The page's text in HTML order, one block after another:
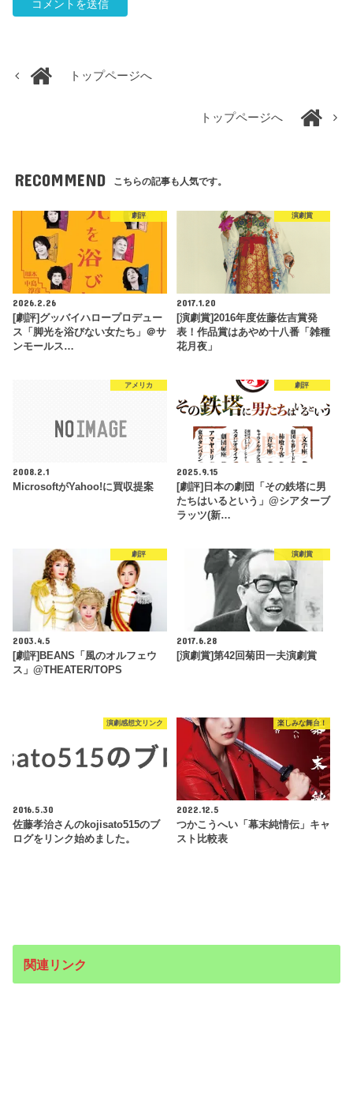
トップページへ
トップページへ
RECOMMEND こちらの記事も人気です。
劇評
2026.2.26
[劇評]グッバイハロープロデュー
ス「脚光を浴びない女たち」＠サ
ンモールス…
演劇賞
2017.1.20
[演劇賞]2016年度佐藤佐吉賞発
表！作品賞はあやめ十八番「雑種
花月夜」
アメリカ
2008.2.1
MicrosoftがYahoo!に買収提案
劇評
2025.9.15
[劇評]日本の劇団「その鉄塔に男
たちはいるという」@シアターブ
ラッツ(新…
劇評
2003.4.5
[劇評]BEANS「風のオルフェウ
ス」@THEATER/TOPS
演劇賞
2017.6.28
[演劇賞]第42回菊田一夫演劇賞
演劇感想文リンク
2016.5.30
佐藤孝治さんのkojisato515のブ
ログをリンク始めました。
楽しみな舞台！
2022.12.5
つかこうへい「幕末純情伝」キャ
スト比較表
関連リンク